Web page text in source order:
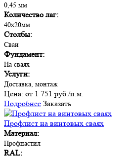
0,45 мм
Количество лаг:
40х20мм
Столбы:
Сваи
Фундамент:
На сваях
Услуги:
Доставка, монтаж
Цена: от 1 751 руб./п.м.
Подробнее Заказать
Профлист на винтовых сваях
Материал:
Профнастил
RAL: